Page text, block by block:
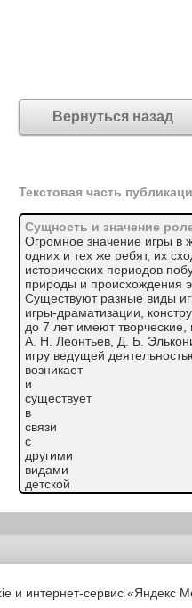
Вернуться назад
Текстовая часть
Сущность и значение
Огромное значение игры в
одних и тех же ребят, их
исторических периодов
природы и происхождения
Существуют разные виды
игры-драматизации,
до 7 лет имеют творческие,
А. Н. Леонтьев, Д. Б.
игру ведущей
возникает
и
существует
в
связи
с
другими
видами
детской
практики:
в
первую очередь с
которых невозможно для
и интернет-сервис «Яндекс